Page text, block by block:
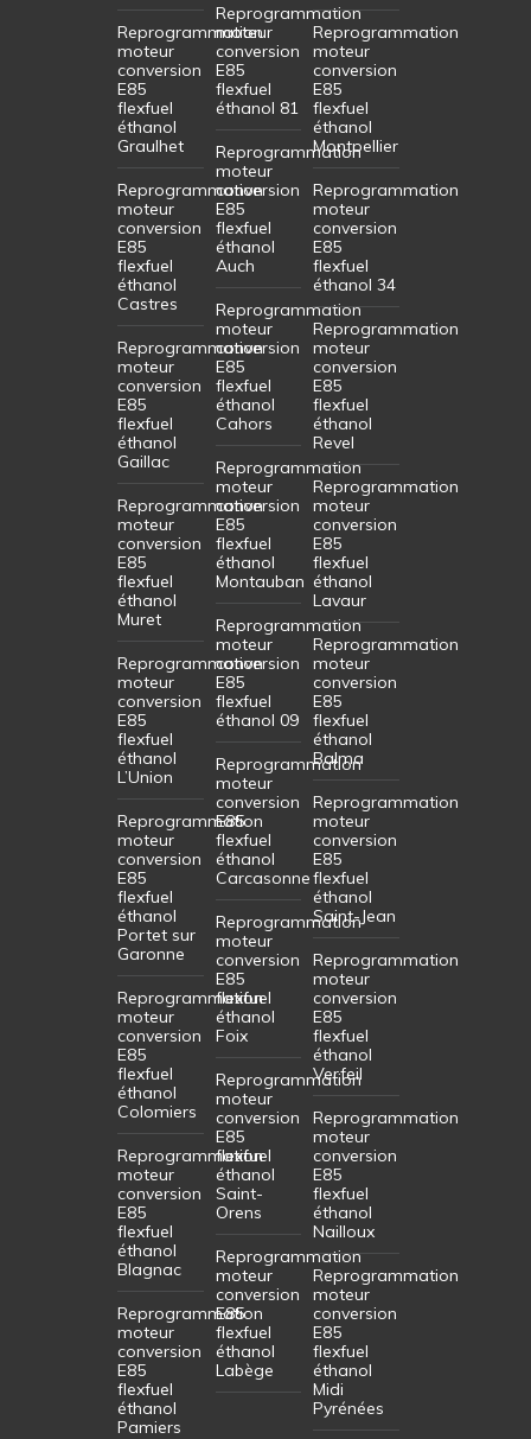
Reprogrammation
moteur
conversion
E85
flexfuel
éthanol
Graulhet
Reprogrammation
moteur
conversion
E85
flexfuel
éthanol
Castres
Reprogrammation
moteur
conversion
E85
flexfuel
éthanol
Gaillac
Reprogrammation
moteur
conversion
E85
flexfuel
éthanol
Muret
Reprogrammation
moteur
conversion
E85
flexfuel
éthanol
L’Union
Reprogrammation
moteur
conversion
E85
flexfuel
éthanol
Portet sur
Garonne
Reprogrammation
moteur
conversion
E85
flexfuel
éthanol
Colomiers
Reprogrammation
moteur
conversion
E85
flexfuel
éthanol
Blagnac
Reprogrammation
moteur
conversion
E85
flexfuel
éthanol
Pamiers
Reprogrammation
moteur
conversion
E85
flexfuel
éthanol 81
Reprogrammation
moteur
conversion
E85
flexfuel
éthanol
Auch
Reprogrammation
moteur
conversion
E85
flexfuel
éthanol
Cahors
Reprogrammation
moteur
conversion
E85
flexfuel
éthanol
Montauban
Reprogrammation
moteur
conversion
E85
flexfuel
éthanol 09
Reprogrammation
moteur
conversion
E85
flexfuel
éthanol
Carcasonne
Reprogrammation
moteur
conversion
E85
flexfuel
éthanol
Foix
Reprogrammation
moteur
conversion
E85
flexfuel
éthanol
Saint-
Orens
Reprogrammation
moteur
conversion
E85
flexfuel
éthanol
Labège
Reprogrammation
moteur
conversion
E85
flexfuel
éthanol
Montpellier
Reprogrammation
moteur
conversion
E85
flexfuel
éthanol 34
Reprogrammation
moteur
conversion
E85
flexfuel
éthanol
Revel
Reprogrammation
moteur
conversion
E85
flexfuel
éthanol
Lavaur
Reprogrammation
moteur
conversion
E85
flexfuel
éthanol
Balma
Reprogrammation
moteur
conversion
E85
flexfuel
éthanol
Saint-Jean
Reprogrammation
moteur
conversion
E85
flexfuel
éthanol
Verfeil
Reprogrammation
moteur
conversion
E85
flexfuel
éthanol
Nailloux
Reprogrammation
moteur
conversion
E85
flexfuel
éthanol
Midi
Pyrénées